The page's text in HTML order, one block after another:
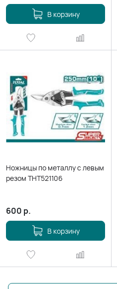
В корзину
Ножницы по металлу с левым
резом THT521106
600 р.
В корзину